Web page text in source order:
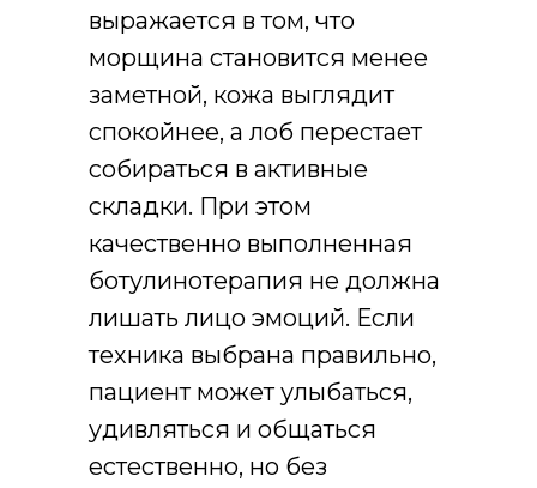
выражается в том, что
морщина становится менее
заметной, кожа выглядит
спокойнее, а лоб перестает
собираться в активные
складки. При этом
качественно выполненная
ботулинотерапия не должна
лишать лицо эмоций. Если
техника выбрана правильно,
пациент может улыбаться,
удивляться и общаться
естественно, но без